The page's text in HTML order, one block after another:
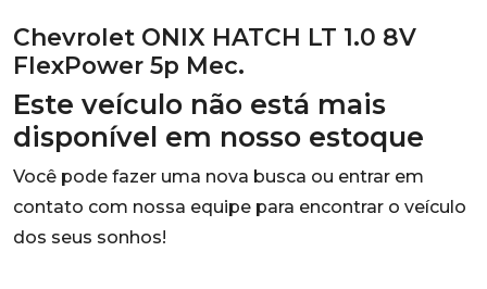
Chevrolet ONIX HATCH LT 1.0 8V
FlexPower 5p Mec.
Este veículo não está mais
disponível em nosso estoque
Você pode fazer uma nova busca ou entrar em
contato com nossa equipe para encontrar o veículo
dos seus sonhos!